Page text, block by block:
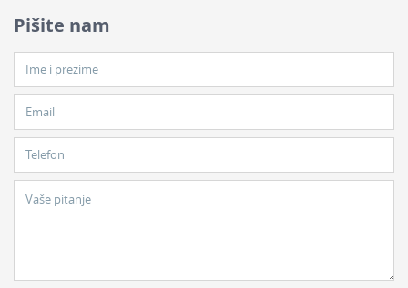
Pišite nam
Ime i prezime
Email
Telefon
Vaše pitanje